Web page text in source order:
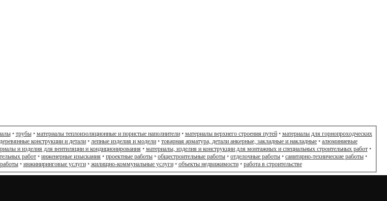
• трубы• материалы теплоизоляционные и пористые наполнители• материалы верхнего строения путей• материалы для горнопроходческих
деревянные конструкции и детали • лепные изделия и модели • товарная арматура, детали анкерные, закладные и накладные • алюминиевые
и изделия для вентиляции и кондиционирования • материалы, изделия и конструкции для монтажных и специальных строительных работ•
работ • инженерные изыскания • проектные работы • общестроительные работы • отделочные работы • санитарно-технические работы •
• инжиниринговые услуги• жилищно-коммунальные услуги• объекты недвижимости• работа в строительстве